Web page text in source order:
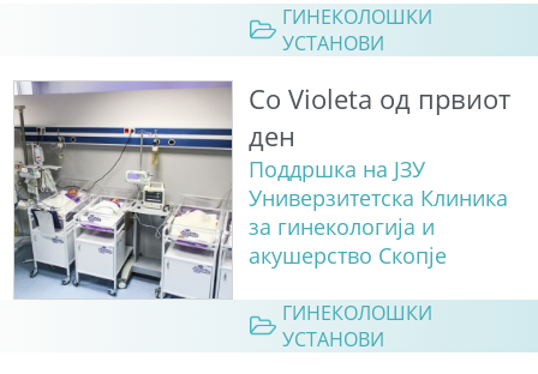
ГИНЕКОЛОШКИ
УСТАНОВИ
Сo Violeta од првиот
ден
Поддршка на ЈЗУ
Универзитетска Клиника
за гинекологија и
акушерство Скопје
ГИНЕКОЛОШКИ
УСТАНОВИ